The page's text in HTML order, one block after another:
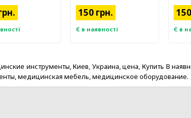
150 грн.
Є в наявності Є в
инструменты, Киев, Украина, цена, Купить В
медицинская мебель, медицинское оборудование.